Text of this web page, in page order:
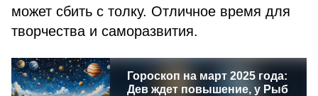
может сбить с толку. Отличное время для
творчества и саморазвития.
Гороскоп на март 2025 года:
Дев ждет повышение, у Рыб